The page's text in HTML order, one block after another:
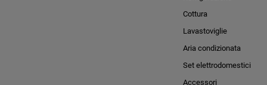
Cottura
Lavastoviglie
Aria condizionata
Set elettrodomestici
Accessori